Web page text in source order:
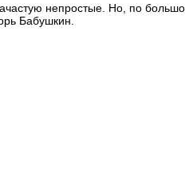
непростые. Но, по
Бабушкин.